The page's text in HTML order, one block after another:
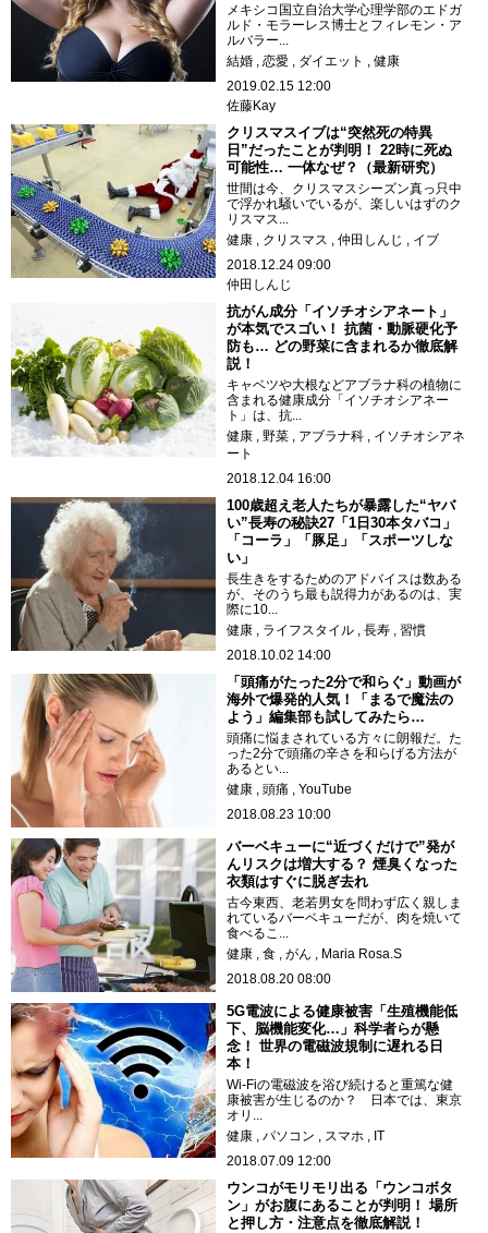
メキシコ国立自治大学心理学部のエドガ
ルド・モラーレス博士とフィレモン・ア
ルバラー...
結婚
恋愛 ダイエット
健康
2019.02.15 12:00
佐藤Kay
クリスマスイブは“突然死の特異
日”だったことが判明！ 22時に死ぬ
可能性… 一体なぜ？（最新研究）
世間は今、クリスマスシーズン真っ只中
で浮かれ騒いでいるが、楽しいはずのク
リスマス...
健康
クリスマス 仲田しんじ
イブ
2018.12.24 09:00
仲田しんじ
抗がん成分「イソチオシアネート」
が本気でスゴい！ 抗菌・動脈硬化予
防も… どの野菜に含まれるか徹底解
説！
キャベツや大根などアブラナ科の植物に
含まれる健康成分「イソチオシアネー
ト」は、抗...
健康
野菜 アブラナ科
イソチオシアネ
ート
2018.12.04 16:00
100歳超え老人たちが暴露した“ヤバ
い”長寿の秘訣27「1日30本タバコ」
「コーラ」「豚足」「スポーツしな
い」
長生きをするためのアドバイスは数ある
が、そのうち最も説得力があるのは、実
際に10...
健康
ライフスタイル 長寿
習慣
2018.10.02 14:00
「頭痛がたった2分で和らぐ」動画が
海外で爆発的人気！「まるで魔法の
よう」編集部も試してみたら…
頭痛に悩まされている方々に朗報だ。た
った2分で頭痛の辛さを和らげる方法が
あるとい...
健康
頭痛
YouTube
2018.08.23 10:00
バーベキューに“近づくだけで”発が
んリスクは増大する？ 煙臭くなった
衣類はすぐに脱ぎ去れ
古今東西、老若男女を問わず広く親しま
れているバーベキューだが、肉を焼いて
食べるこ...
健康
食 がん
Maria Rosa.S
2018.08.20 08:00
5G電波による健康被害「生殖機能低
下、脳機能変化…」科学者らが懸
念！ 世界の電磁波規制に遅れる日
本！
Wi-Fiの電磁波を浴び続けると重篤な健
康被害が生じるのか？ 日本では、東京
オリ...
健康
パソコン スマホ
IT
2018.07.09 12:00
ウンコがモリモリ出る「ウンコボタ
ン」がお腹にあることが判明！ 場所
と押し方・注意点を徹底解説！